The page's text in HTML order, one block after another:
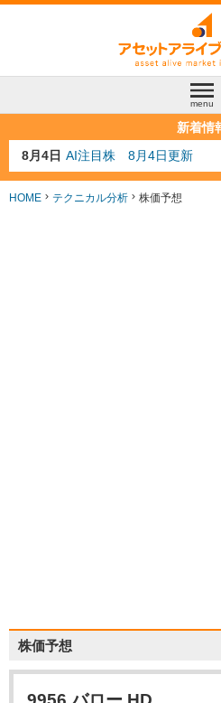
menu
新着情
8月3日 人気業種注目株 8月3日更
8月2日 金融注目株 8月2日更新
7月29日 日経225シグナル点灯
HOME テクニカル分析 株価予想
株価予想